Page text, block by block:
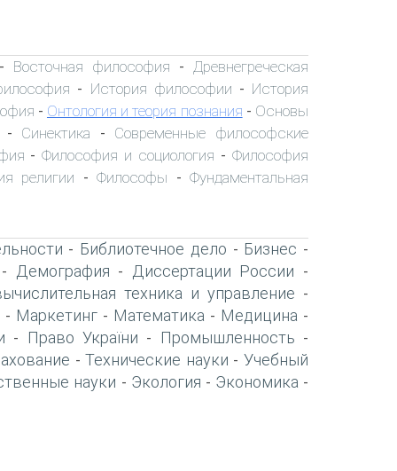
Восточная философия - Древнегреческая
- История философии - История
- Онтология и теория познания - Основы
Синектика - Современные философские
-Философия и социология -Философия
религии -Философы -Фундаментальная
- Библиотечное дело - Бизнес -
Демография - Диссертации России -
техника и управление -
- Маркетинг - Математика - Медицина -
- Право України - Промышленность -
-Технические науки -Учебный
науки - Экология - Экономика -